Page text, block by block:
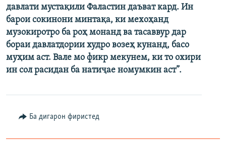
Ҳамаи сомонаҳои RFE/RL
давлати мустақили Фаластин даъват кард. Ин
барои сокинони минтақа, ки мехоҳанд
музокиротро ба роҳ монанд ва тасаввур дар
бораи давлатдории худро возеҳ кунанд, басо
муҳим аст. Вале мо фикр мекунем, ки то охири
ин сол расидан ба натиҷае номумкин аст”.
Ба дигарон фиристед